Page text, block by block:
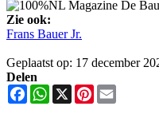
Zie ook:
Frans Bauer Jr.
Geplaatst op: 17 december
Delen
FacebookWhatsApp
X Pinterest